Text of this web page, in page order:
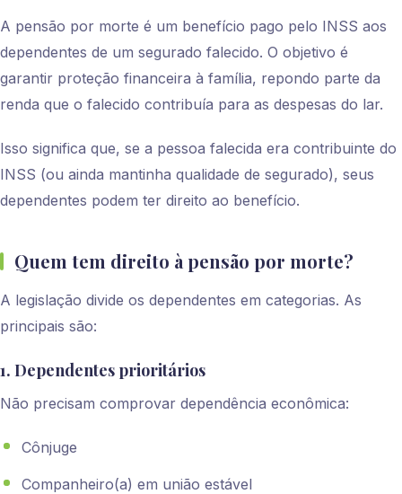
A pensão por morte é um benefício pago pelo INSS aos
dependentes de um segurado falecido. O objetivo é
garantir proteção financeira à família, repondo parte da
renda que o falecido contribuía para as despesas do lar.
Isso significa que, se a pessoa falecida era contribuinte do
INSS (ou ainda mantinha qualidade de segurado), seus
dependentes podem ter direito ao benefício.
Quem tem direito à pensão por morte?
A legislação divide os dependentes em categorias. As
principais são:
1. Dependentes prioritários
Não precisam comprovar dependência econômica:
Cônjuge
Companheiro(a) em união estável